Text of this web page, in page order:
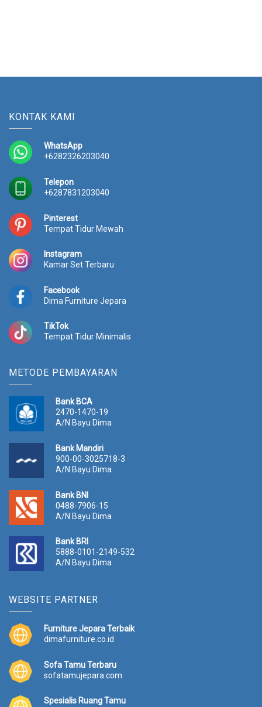
KONTAK KAMI
WhatsApp
+6282326203040
Telepon
+6287831203040
Pinterest
Tempat Tidur Mewah
Instagram
Kamar Set Terbaru
Facebook
Dima Furniture Jepara
TikTok
Tempat Tidur Minimalis
METODE PEMBAYARAN
Bank BCA
2470-1470-19
A/N Bayu Dima
Bank Mandiri
900-00-3025718-3
A/N Bayu Dima
Bank BNI
0488-7906-15
A/N Bayu Dima
Bank BRI
5888-0101-2149-532
A/N Bayu Dima
WEBSITE PARTNER
Furniture Jepara Terbaik
dimafurniture.co.id
Sofa Tamu Terbaru
sofatamujepara.com
Spesialis Ruang Tamu